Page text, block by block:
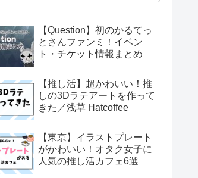
【Question】初のかるてっ
とさんファンミ！イベン
ト・チケット情報まとめ
【推し活】超かわいい！推
しの3Dラテアートを作って
きた／浅草 Hatcoffee
【東京】イラストプレート
がかわいい！オタク女子に
人気の推し活カフェ6選